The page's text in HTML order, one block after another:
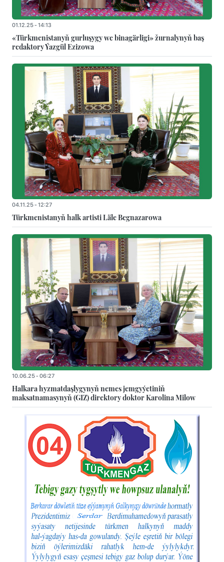
01.12.25 - 14:13
«Türkmenistanyň gurluşygy we binagärligi» žurnalynyň baş
redaktory Ýazgül Ezizowa
04.11.25 - 12:27
Türkmenistanyň halk artisti Läle Begnazarowa
10.06.25 - 06:27
Halkara hyzmatdaşlygynyň nemes jemgyýetiniň
maksatnamasynyň (GIZ) direktory doktor Karolina Milow